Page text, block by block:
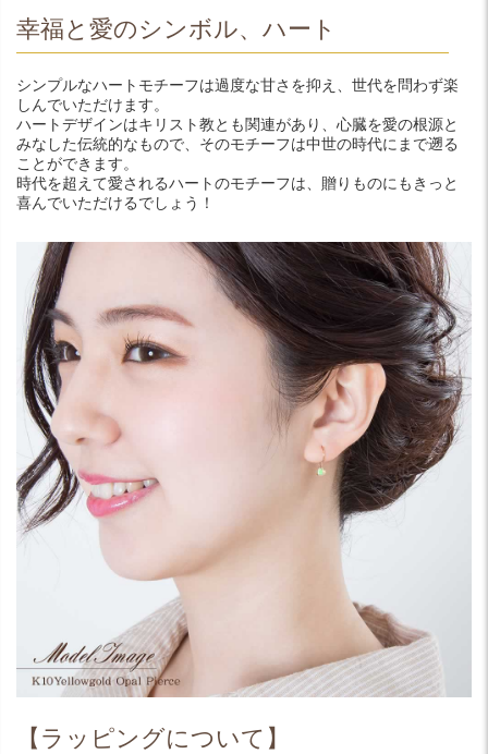
幸福と愛のシンボル、ハート
シンプルなハートモチーフは過度な甘さを抑え、世代を問わず楽
しんでいただけます。
ハートデザインはキリスト教とも関連があり、心臓を愛の根源と
みなした伝統的なもので、そのモチーフは中世の時代にまで遡る
ことができます。
時代を超えて愛されるハートのモチーフは、贈りものにもきっと
喜んでいただけるでしょう！
【ラッピングについて】